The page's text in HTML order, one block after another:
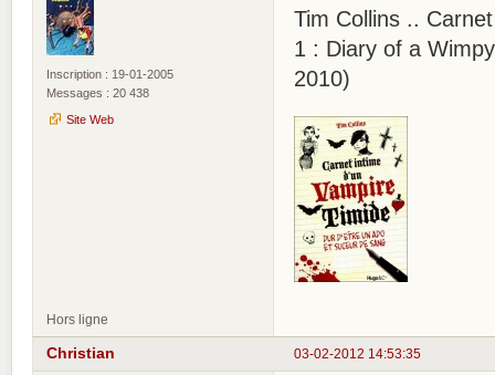
Inscription : 19-01-2005
Messages : 20 438
Site Web
Tim Collins ..
1 : Diary of a
2010)
Hors ligne
03-02-2012 14:53:35
Christian